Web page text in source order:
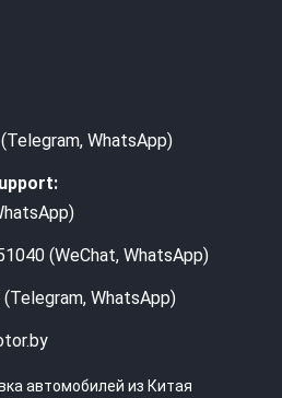
WhatsApp)
(WeChat, WhatsApp)
WhatsApp)
автомобилей из Китая